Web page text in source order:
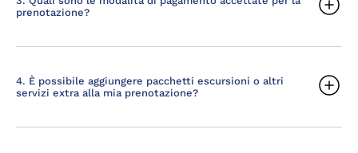
prenotazione?
4. È possibile aggiungere pacchetti escursioni o altri
servizi extra alla mia prenotazione?